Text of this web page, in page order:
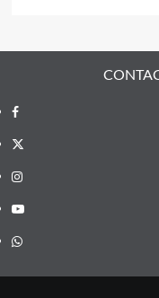
Facebook
X
Instagram
YouTube
Whatsapp